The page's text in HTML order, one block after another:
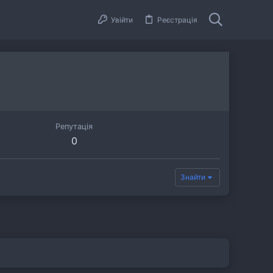
Увійти Реєстрація
Репутація
0
Знайти